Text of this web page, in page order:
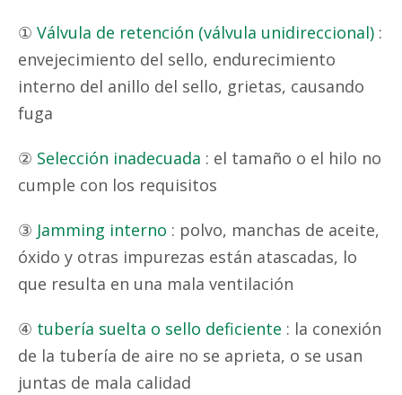
① Válvula de retención (válvula unidireccional) :
envejecimiento del sello, endurecimiento
interno del anillo del sello, grietas, causando
fuga
② Selección inadecuada : el tamaño o el hilo no
cumple con los requisitos
③ Jamming interno : polvo, manchas de aceite,
óxido y otras impurezas están atascadas, lo
que resulta en una mala ventilación
④ tubería suelta o sello deficiente : la conexión
de la tubería de aire no se aprieta, o se usan
juntas de mala calidad